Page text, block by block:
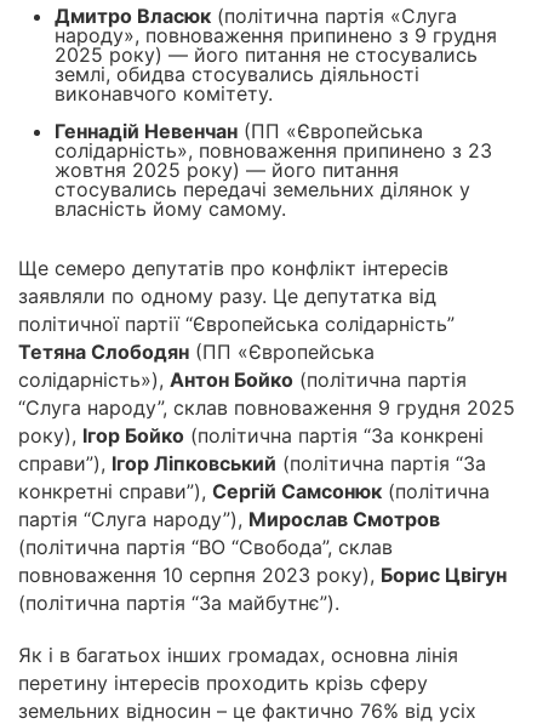
Дмитро Власюк (політична партія «Слуга
народу», повноваження припинено з 9 грудня
2025 року) — його питання не стосувались
землі, обидва стосувались діяльності
виконавчого комітету.
Геннадій Невенчан (ПП «Європейська
солідарність», повноваження припинено з 23
жовтня 2025 року) — його питання
стосувались передачі земельних ділянок у
власність йому самому.
Ще семеро депутатів про конфлікт інтересів
заявляли по одному разу. Це депутатка від
політичної партії “Європейська солідарність”
Тетяна Слободян (ПП «Європейська
солідарність»), Антон Бойко (політична партія
“Слуга народу”, склав повноваження 9 грудня 2025
року), Ігор Бойко (політична партія “За конкрені
справи”), Ігор Ліпковський (політична партія “За
конкретні справи”), Сергій Самсонюк (політична
партія “Слуга народу”), Мирослав Смотров
(політична партія “ВО “Свобода”, склав
повноваження 10 серпня 2023 року), Борис Цвігун
(політична партія “За майбутнє”).
Як і в багатьох інших громадах, основна лінія
перетину інтересів проходить крізь сферу
земельних відносин – це фактично 76% від усіх